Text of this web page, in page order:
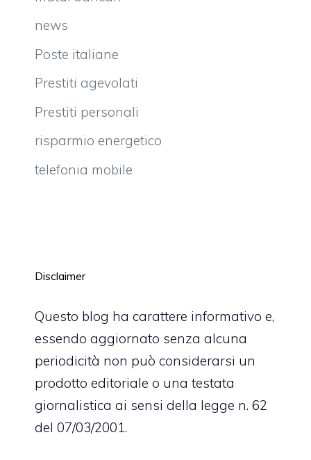
news
Poste italiane
Prestiti agevolati
Prestiti personali
risparmio energetico
telefonia mobile
Disclaimer
Questo blog ha carattere informativo e,
essendo aggiornato senza alcuna
periodicità non può considerarsi un
prodotto editoriale o una testata
giornalistica ai sensi della legge n. 62
del 07/03/2001.